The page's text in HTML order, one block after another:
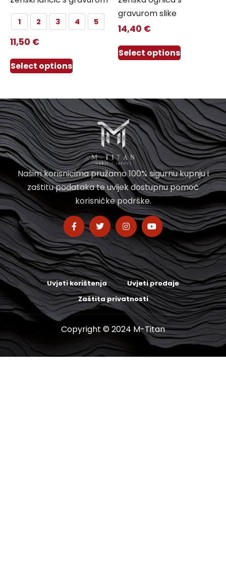
1 2 3 4 5
11,50 €
Select options
gravurom slike
14,40 €
Select options
Našim korisnicima pružamo 100% sigurnu kupnju i
zaštitu podataka te uvijek dostupnu pomoć
korisničke podrške.
Uvjeti korištenja
Uvjeti prodaje
Zaštita privatnosti
Copyright © 2024 M-Titan